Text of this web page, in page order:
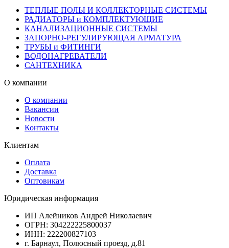
ТЕПЛЫЕ ПОЛЫ И КОЛЛЕКТОРНЫЕ СИСТЕМЫ
РАДИАТОРЫ и КОМПЛЕКТУЮЩИЕ
КАНАЛИЗАЦИОННЫЕ СИСТЕМЫ
ЗАПОРНО-РЕГУЛИРУЮЩАЯ АРМАТУРА
ТРУБЫ и ФИТИНГИ
ВОДОНАГРЕВАТЕЛИ
САНТЕХНИКА
О компании
О компании
Вакансии
Новости
Контакты
Клиентам
Оплата
Доставка
Оптовикам
Юридическая информация
ИП Алейников Андрей Николаевич
ОГРН: 304222225800037
ИНН: 222200827103
г. Барнаул, Полюсный проезд, д.81